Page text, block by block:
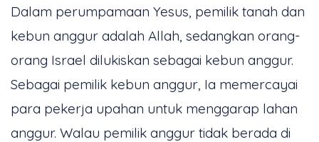
Dalam perumpamaan Yesus, pemilik tanah dan
kebun anggur adalah Allah, sedangkan orang-
orang Israel dilukiskan sebagai kebun anggur.
Sebagai pemilik kebun anggur, Ia memercayai
para pekerja upahan untuk menggarap lahan
anggur. Walau pemilik anggur tidak berada di